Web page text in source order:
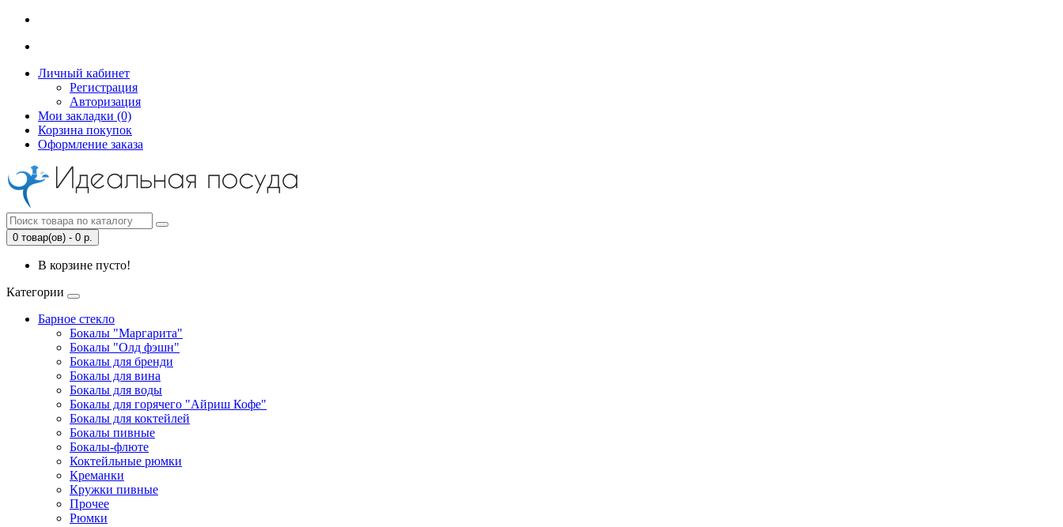
Личный кабинет
Регистрация
Авторизация
Мои закладки (0)
Корзина покупок
Оформление заказа
0 товар(ов) - 0 р.
В корзине пусто!
Категории
Барное стекло
Бокалы "Маргарита"
Бокалы "Олд фэшн"
Бокалы для бренди
Бокалы для вина
Бокалы для воды
Бокалы для горячего "Айриш Кофе"
Бокалы для коктейлей
Бокалы пивные
Бокалы-флюте
Коктейльные рюмки
Креманки
Кружки пивные
Прочее
Рюмки